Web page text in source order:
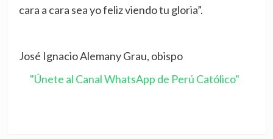
cara a cara sea yo feliz viendo tu gloria”.
José Ignacio Alemany Grau, obispo
"Únete al Canal WhatsApp de Perú Católico"